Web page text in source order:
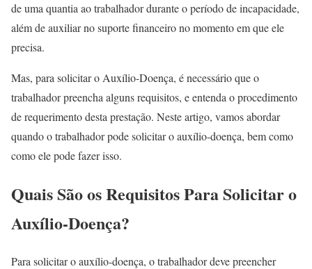
de uma quantia ao trabalhador durante o período de incapacidade,
além de auxiliar no suporte financeiro no momento em que ele
precisa.
Mas, para solicitar o Auxílio-Doença, é necessário que o
trabalhador preencha alguns requisitos, e entenda o procedimento
de requerimento desta prestação. Neste artigo, vamos abordar
quando o trabalhador pode solicitar o auxílio-doença, bem como
como ele pode fazer isso.
Quais São os Requisitos Para Solicitar o
Auxílio-Doença?
Para solicitar o auxílio-doença, o trabalhador deve preencher